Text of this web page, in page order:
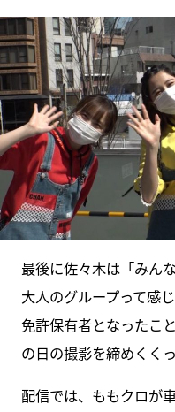
最後に佐々木は「みん
大人のグループって感
免許保有者となったこ
の日の撮影を締めくくっ
配信では、ももクロが